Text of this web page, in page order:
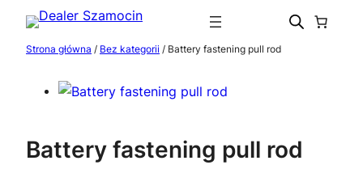
Strona główna / Bez kategorii / Battery fastening pull rod
Battery fastening pull rod